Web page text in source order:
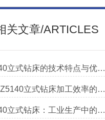
关文章/ARTICLES
Z5140立式钻床的技术特点与优势分析
提高Z5140立式钻床加工效率的改进措施
Z5140立式钻床：工业生产中的得力助手